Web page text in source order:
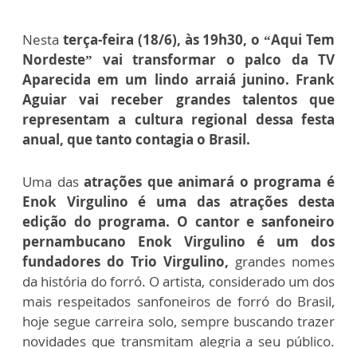
Nesta terça-feira (18/6), às 19h30, o “Aqui Tem
Nordeste” vai transformar o palco da TV
Aparecida em um lindo arraiá junino. Frank
Aguiar vai receber grandes talentos que
representam a cultura regional dessa festa
anual, que tanto contagia o Brasil.
Uma dasatrações que animará o programa é
Enok Virgulino é uma das atrações desta
edição do programa. O cantor e sanfoneiro
pernambucano Enok Virgulino é um dos
fundadores do Trio Virgulino, grandes nomes
da história do forró. O artista, considerado um dos
mais respeitados sanfoneiros de forró do Brasil,
hoje segue carreira solo, sempre buscando trazer
novidades que transmitam alegria a seu público.